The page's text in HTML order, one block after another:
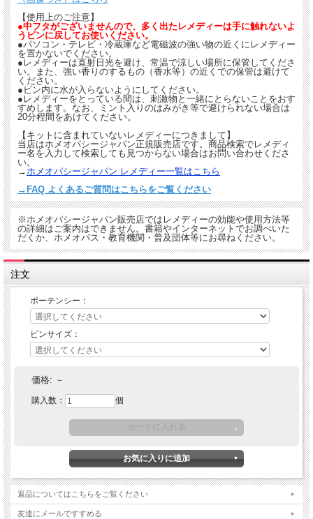
【使用上のご注意】
●中フタがございませんので、多く出たレメディーは手に触れないよ
うビンに戻してお使いください。
●パソコン・テレビ・冷蔵庫など電磁波の強い物の近くにレメディー
を置かないでください。
●レメディーは直射日光を避け、常温で涼しい場所に保管してくださ
い。また、強い香りのするもの（香水等）の近くでの保管は避けて
ください。
●ビン内に水が入らないようにしてください。
●レメディーをとっている間は、刺激物と一緒にとらないことをおす
すめします。なお、ミント入りのはみがき等で避けられない場合は
20分程間をあけてください。
【キットに含まれていないレメディーにつきまして】
当店はホメオパシージャパン正規販売店です。商品検索でレメディ
ー名を入力して検索しても見つからない場合はお問い合わせくださ
い。
→ホメオパシージャパン レメディー一覧はこちら
→FAQ よくあるご質問はこちらをご覧ください
※ホメオパシージャパン販売店ではレメディーの効能や使用方法等
の詳細はご案内はできません。書籍やインターネットでお調べいた
だくか、ホメオパス・教育機関・普及団体等にお尋ねください。
注文
ポーテンシー：
ビンサイズ：
価格: －
購入数： 個
返品についてはこちらをご覧ください
友達にメールですすめる